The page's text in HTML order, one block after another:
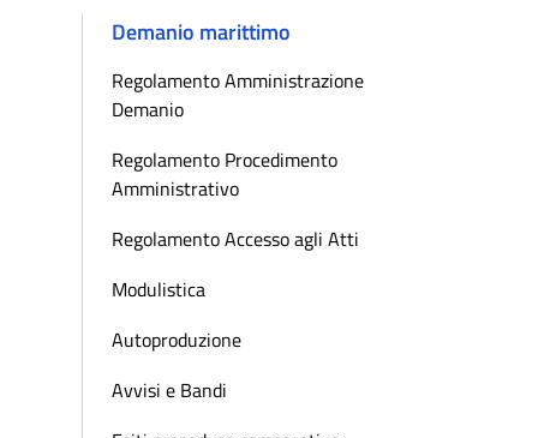
Demanio marittimo
Regolamento Amministrazione
Demanio
Regolamento Procedimento
Amministrativo
Regolamento Accesso agli Atti
Modulistica
Autoproduzione
Avvisi e Bandi